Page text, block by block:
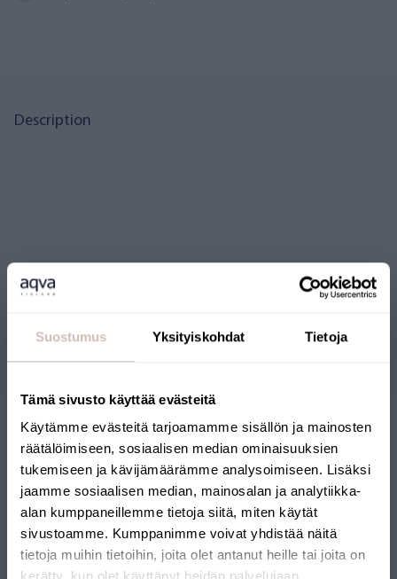
Suostumus Yksityiskohdat Tietoja
Tämä sivusto käyttää evästeitä
Käytämme evästeitä tarjoamamme sisällön ja mainosten
räätälöimiseen, sosiaalisen median ominaisuuksien
tukemiseen ja kävijämäärämme analysoimiseen. Lisäksi
jaamme sosiaalisen median, mainosalan ja analytiikka-
alan kumppaneillemme tietoja siitä, miten käytät
sivustoamme. Kumppanimme voivat yhdistää näitä
tietoja muihin tietoihin, joita olet antanut heille tai joita on
Description
Reviews
FINNISH ONLINE SHOP